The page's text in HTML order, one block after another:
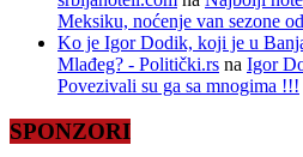
Meksiku, noćenje van sezone
Ko je Igor Dodik, koji je u
Mlađeg? - Politički.rs na Igor
Povezivali su ga sa mnogima !!!
SPONZORI